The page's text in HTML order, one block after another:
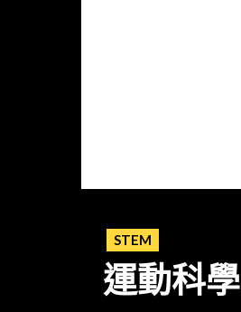
STEM
運動科